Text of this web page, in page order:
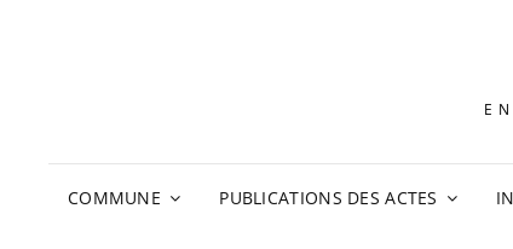
COMMUNE PUBLICATIONS DES ACTES